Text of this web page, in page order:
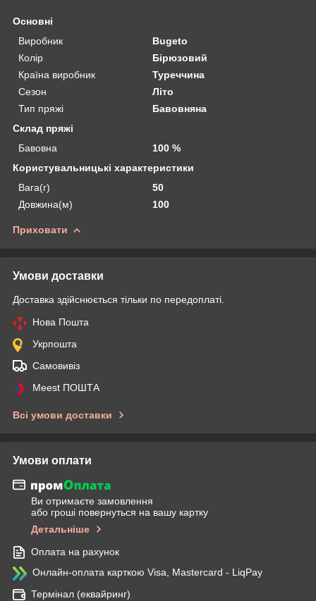
Основні
Виробник
Bugeto
Колір
Бірюзовий
Країна виробник
Туреччина
Сезон
Літо
Тип пряжі
Бавовняна
Склад пряжі
Бавовна
100 %
Користувальницькі характеристики
Вага(г)
50
Довжина(м)
100
Приховати
Умови доставки
Доставка здійснюється тільки по передоплаті.
Нова Пошта
Укрпошта
Самовивіз
Meest ПОШТА
Всі умови доставки
Умови оплати
Ви отримаєте замовлення
або гроші повернуться на вашу картку
Детальніше
Оплата на рахунок
Онлайн-оплата карткою Visa, Mastercard - LiqPay
Термінал (еквайринг)